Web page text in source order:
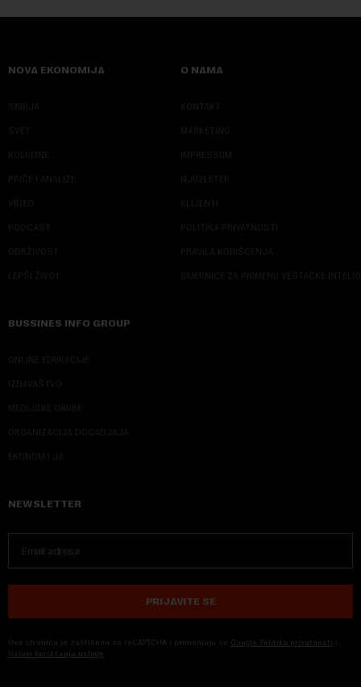
NOVA EKONOMIJA
SRBIJA
SVET
KOLUMNE
PRIČE I ANALIZE
VIDEO
PODCAST
ODRŽIVOST
LEPŠI ŽIVOT
O NAMA
KONTAKT
MARKETING
IMPRESSUM
NJUZLETER
KLIJENTI
POLITIKA PRIVATNOSTI
PRAVILA KORIŠĆENJA
SMERNICE ZA PRIMENU VEŠTAČKE
BUSSINES INFO GROUP
ONLINE EDUKACIJE
IZDAVAŠTVO
MEDIJSKE OBUKE
ORGANIZACIJA DOGADJAJA
EKONOM I JA
NEWSLETTER
PRIJAVITE SE
Ova stranica je zaštićena sa reCAPTCHA i primenjuju se Google Politika privatnosti i
Uslovi korišćenja usluge